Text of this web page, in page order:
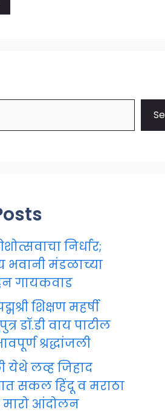
निर्धार;
भवानी मंडळाच्या
गायकवाड
शिक्षण महर्षी
डॉ.डी वाय पाटील
श्रद्धांजली
येथे लव्ह जिहाद
सकल हिंदू व मराठा
आंदोलन